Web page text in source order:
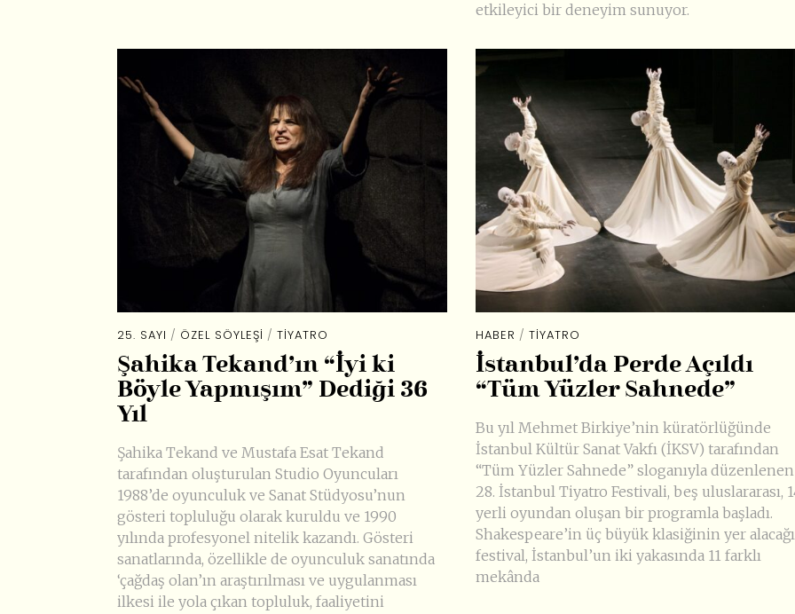
etkileyici bir deneyim sunuyor.
25. SAYI / ÖZEL SÖYLEŞI / TIYATRO
Şahika Tekand’ın “İyi ki
Böyle Yapmışım” Dediği 36
Yıl
Şahika Tekand ve Mustafa Esat Tekand
tarafından oluşturulan Studio Oyuncuları
1988’de oyunculuk ve Sanat Stüdyosu’nun
gösteri topluluğu olarak kuruldu ve 1990
yılında profesyonel nitelik kazandı. Gösteri
sanatlarında, özellikle de oyunculuk sanatında
‘çağdaş olan’ın araştırılması ve uygulanması
ilkesi ile yola çıkan topluluk, faaliyetini
HABER / TIYATRO
İstanbul’da Perde Açıldı
“Tüm Yüzler Sahnede”
Bu yıl Mehmet Birkiye’nin küratörlüğünde
İstanbul Kültür Sanat Vakfı (İKSV) tarafından
“Tüm Yüzler Sahnede” sloganıyla düzenlenen
28. İstanbul Tiyatro Festivali, beş uluslararası,
yerli oyundan oluşan bir programla başladı.
Shakespeare’in üç büyük klasiğinin yer alacağı
festival, İstanbul’un iki yakasında 11 farklı
mekânda